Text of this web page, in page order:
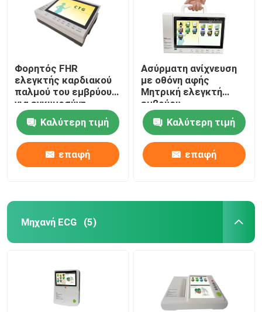
Φορητός FHR
ελεγκτής καρδιακού
παλμού του εμβρύου
για εγκυμοσύνη
Καλύτερη τιμή
επαφή
Ασύρματη ανίχνευση
με οθόνη αφής
Μητρική ελεγκτή
εμβρύου
Καλύτερη τιμή
επαφή
Μηχανή ECG (5)